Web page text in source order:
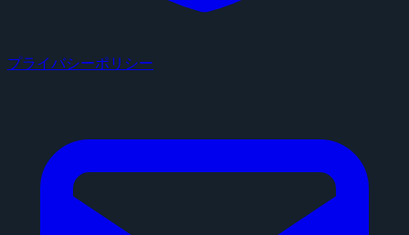
プライバシーポリシー